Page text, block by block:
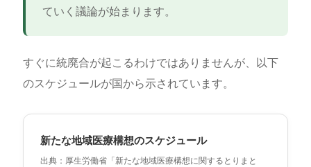
ていく議論が始まります。
すぐに統廃合が起こるわけではありませんが、以下
のスケジュールが国から示されています。
新たな地域医療構想のスケジュール
出典：厚生労働省「新たな地域医療構想に関するとりまと